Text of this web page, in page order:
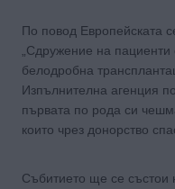
По повод Европейската
„Сдружение на
белодробна
Изпълнителна агенция
първата по рода си
които чрез донорство
Събитието ще се състои